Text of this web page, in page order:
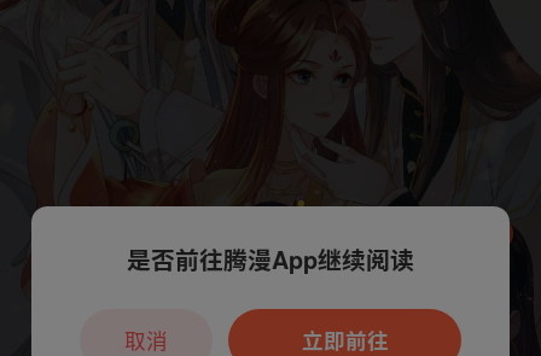
本章节仅支持App阅读，可打开App新用
户7天免费看
是否前往腾漫App继续阅读
立即前往
取消